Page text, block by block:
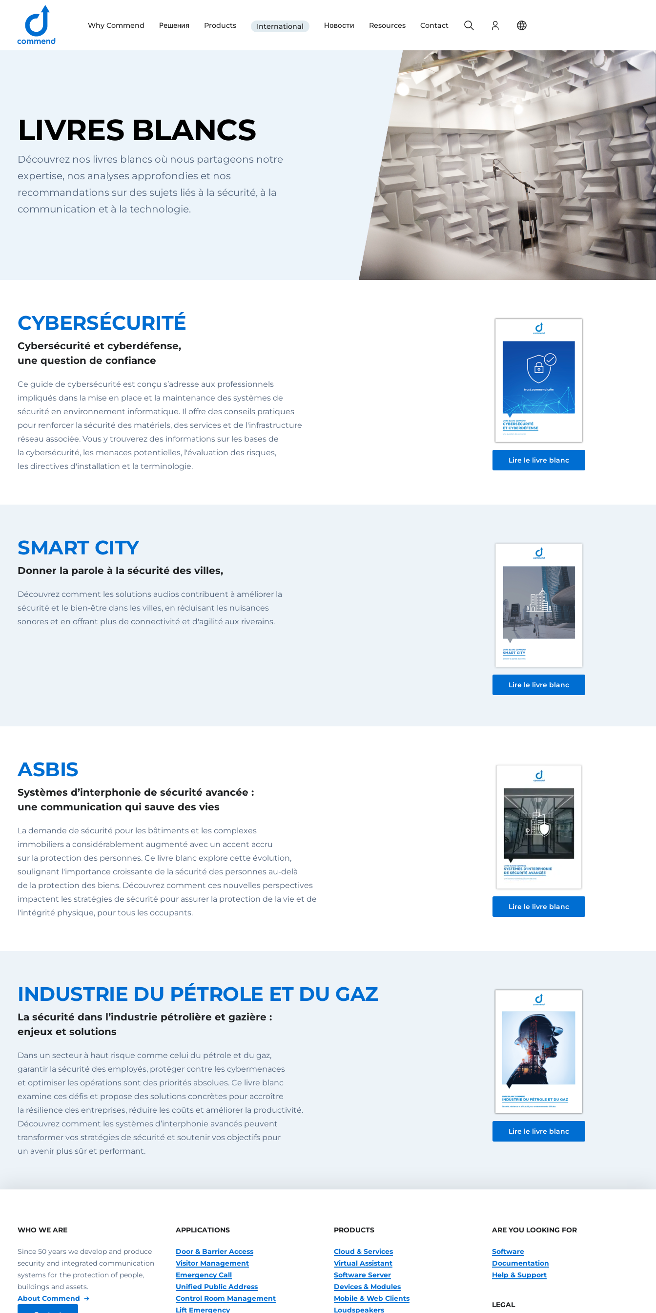
Scroll to content
Why Commend Решения Products International Новости Resources Contact Login
Search
LIVRES BLANCS
Découvrez nos livres blancs où nous partageons notre
expertise, nos analyses approfondies et nos
recommandations sur des sujets liés à la sécurité, à la
communication et à la technologie.
CYBERSÉCURITÉ
Cybersécurité et cyberdéfense,
une question de confiance
Ce guide de cybersécurité est conçu s’adresse aux professionnels
impliqués dans la mise en place et la maintenance des systèmes de
sécurité en environnement informatique. Il offre des conseils pratiques
pour renforcer la sécurité des matériels, des services et de l'infrastructure
réseau associée. Vous y trouverez des informations sur les bases de
la cybersécurité, les menaces potentielles, l'évaluation des risques,
les directives d'installation et la terminologie.
Lire le livre blanc
SMART CITY
Donner la parole à la sécurité des villes,
Découvrez comment les solutions audios contribuent à améliorer la
sécurité et le bien-être dans les villes, en réduisant les nuisances
sonores et en offrant plus de connectivité et d'agilité aux riverains.
Lire le livre blanc
ASBIS
Systèmes d’interphonie de sécurité avancée :
une communication qui sauve des vies
La demande de sécurité pour les bâtiments et les complexes
immobiliers a considérablement augmenté avec un accent accru
sur la protection des personnes. Ce livre blanc explore cette évolution,
soulignant l'importance croissante de la sécurité des personnes au-delà
de la protection des biens. Découvrez comment ces nouvelles perspectives
impactent les stratégies de sécurité pour assurer la protection de la vie et de
l'intégrité physique, pour tous les occupants.
Lire le livre blanc
INDUSTRIE DU PÉTROLE ET DU GAZ
La sécurité dans l’industrie pétrolière et gazière :
enjeux et solutions
Dans un secteur à haut risque comme celui du pétrole et du gaz,
garantir la sécurité des employés, protéger contre les cybermenaces
et optimiser les opérations sont des priorités absolues. Ce livre blanc
examine ces défis et propose des solutions concrètes pour accroître
la résilience des entreprises, réduire les coûts et améliorer la productivité.
Découvrez comment les systèmes d’interphonie avancés peuvent
transformer vos stratégies de sécurité et soutenir vos objectifs pour
un avenir plus sûr et performant.
Lire le livre blanc
WHO WE ARE
Since 50 years we develop and produce
security and integrated communication
systems for the protection of people,
buildings and assets.
About Commend
APPLICATIONS
Door & Barrier Access
Visitor Management
Emergency Call
Unified Public Address
Control Room Management
Lift Emergency
PRODUCTS
Cloud & Services
Virtual Assistant
Software Server
Devices & Modules
Mobile & Web Clients
Loudspeakers
ARE YOU LOOKING FOR
Software
Documentation
Help & Support
LEGAL